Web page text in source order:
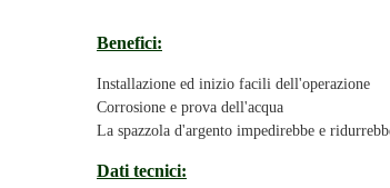
Benefici:
Installazione ed inizio facili dell'operazione
Corrosione e prova dell'acqua
La spazzola d'argento impedirebbe e
Dati tecnici: